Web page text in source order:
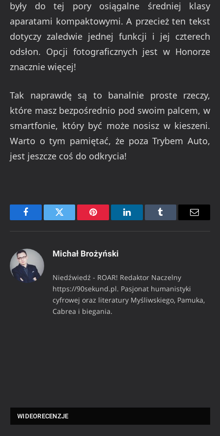
były do tej pory osiągalne średniej klasy
aparatami kompaktowymi. A przecież ten tekst
dotyczy zaledwie jednej funkcji i jej czterech
odsłon. Opcji fotograficznych jest w Honorze
znacznie więcej!
Tak naprawdę są to banalnie proste rzeczy,
które masz bezpośrednio pod swoim palcem, w
smartfonie, który być może nosisz w kieszeni.
Warto o tym pamiętać, że poza Trybem Auto,
jest jeszcze coś do odkrycia!
FacebookTwitter Pinterest LinkedInTumblr Email
Michał Brożyński
Niedźwiedź - ROAR! Redaktor Naczelny
https://90sekund.pl. Pasjonat humanistyki
cyfrowej oraz literatury Myśliwskiego, Pamuka,
Cabrea i biegania.
WIDEORECENZJE